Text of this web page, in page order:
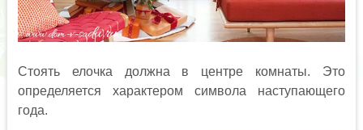
Стоять елочка должна в центре комнаты. Это
определяется характером символа наступающего
года.